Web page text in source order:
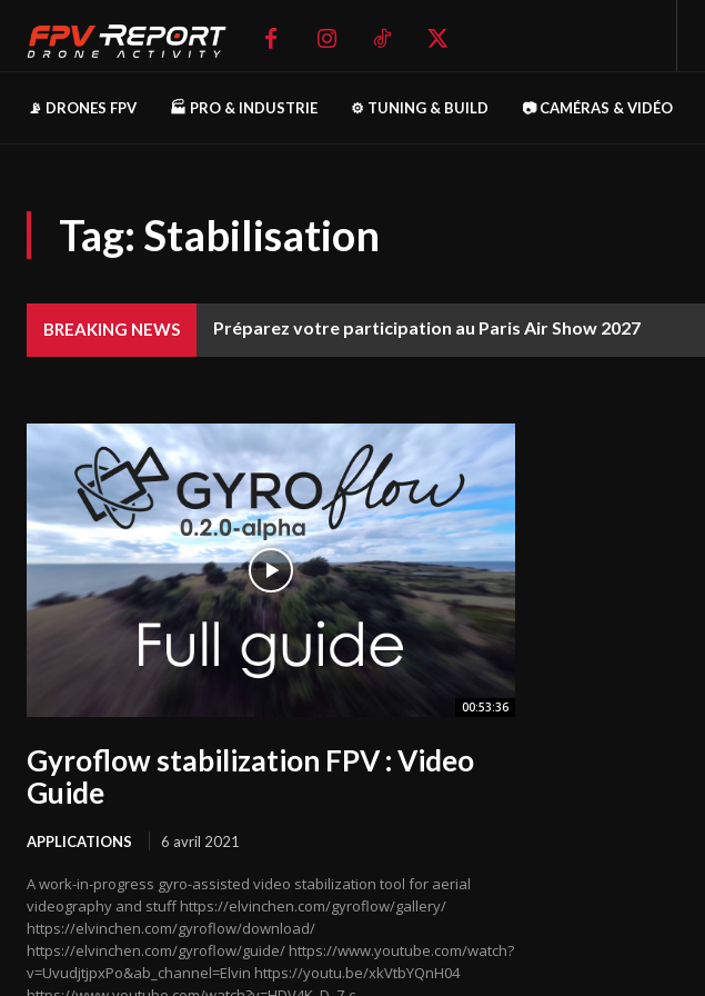
📡 DRONES FPV 🏭 PRO & INDUSTRIE ⚙️ TUNING & BUILD 📷 CAMÉRAS & VIDÉO
Tag: Stabilisation
BREAKING NEWS Préparez votre participation au Paris Air Show 2027
00:53:36
Gyroflow stabilization FPV : Video
Guide
APPLICATIONS 6 avril 2021
A work-in-progress gyro-assisted video stabilization tool for aerial
videography and stuff https://elvinchen.com/gyroflow/gallery/
https://elvinchen.com/gyroflow/download/
https://elvinchen.com/gyroflow/guide/ https://www.youtube.com/watch?
v=UvudjtjpxPo&ab_channel=Elvin https://youtu.be/xkVtbYQnH04